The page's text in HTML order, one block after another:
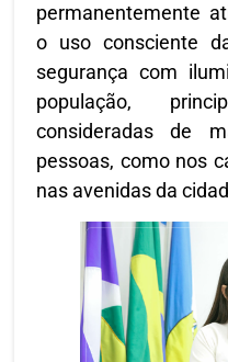
permanentemente
o uso consciente
segurança com
população,
consideradas de
pessoas, como nos
nas avenidas da